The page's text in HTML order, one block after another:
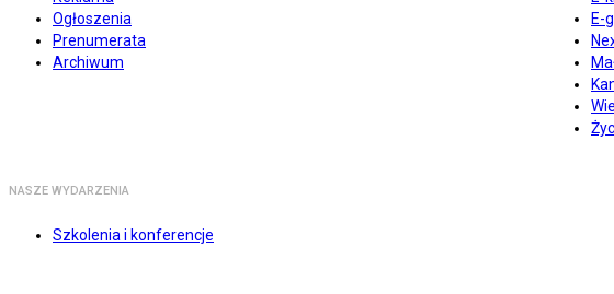
Ogłoszenia
Prenumerata
Archiwum
E-
NASZE WYDARZENIA
Szkolenia i konferencje